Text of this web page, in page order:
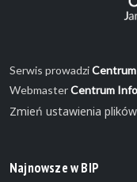
Serwis prowadzi
WebmasterCentrum
Zmień ustawienia
Najnowsze w BIP